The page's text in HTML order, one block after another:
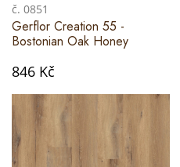
č. 0851
Gerflor Creation 55 -
Bostonian Oak Honey
846 Kč